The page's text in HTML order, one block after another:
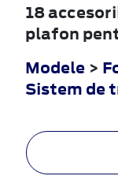
18
plafon
Modele >
Sistem de